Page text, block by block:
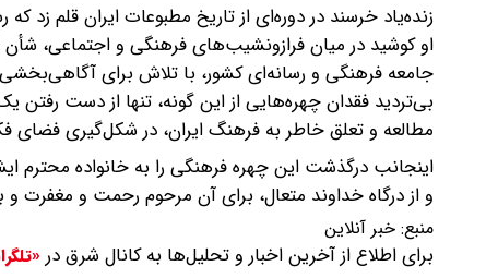
زنده‌یاد خرسند در دوره‌ای از تاریخ مطبوعات ایران قلم زد
او کوشید در میان فرازونشیب‌های فرهنگی و اجتماعی،
جامعه فرهنگی و رسانه‌ای کشور، با تلاش برای
بی‌تردید فقدان چهره‌هایی از این گونه، تنها از دست رفتن
مطالعه و تعلق خاطر به فرهنگ ایران، در شکل‌گیری فضای
اینجانب درگذشت این چهره فرهنگی را به خانواده
و از درگاه خداوند متعال، برای آن مرحوم رحمت و مغفرت و
منبع: خبر آنلاین
برای اطلاع از آخرین اخبار و تحلیل‌ها به کانال شرق در